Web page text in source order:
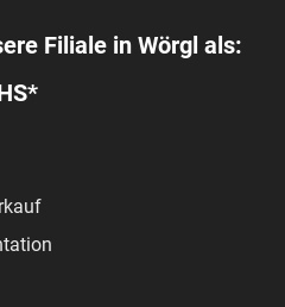
Filiale in Wörgl als: